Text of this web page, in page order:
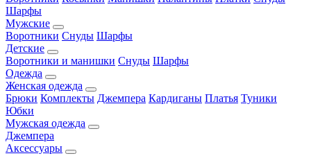
Шарфы
Мужские
Воротники Снуды Шарфы
Детские
Воротники и манишки Снуды Шарфы
Одежда
Женская одежда
Брюки Комплекты Джемпера Кардиганы Платья Туники
Юбки
Мужская одежда
Джемпера
Аксессуары